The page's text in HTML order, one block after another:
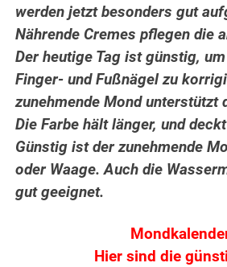
werden jetzt besonders gut
Nährende Cremes pflegen die
Der heutige Tag ist günstig,
Finger- und Fußnägel zu
zunehmende Mond unterstützt
Die Farbe hält länger, und
Günstig ist der zunehmende
oder Waage. Auch die
gut geeignet.
Hier sind die